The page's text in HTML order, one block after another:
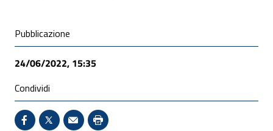
Condivisione social
Pubblicazione
24/06/2022, 15:35
Condividi